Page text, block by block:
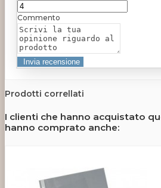
Commento
Prodotti correllati
I clienti che hanno acquistato
hanno comprato anche: